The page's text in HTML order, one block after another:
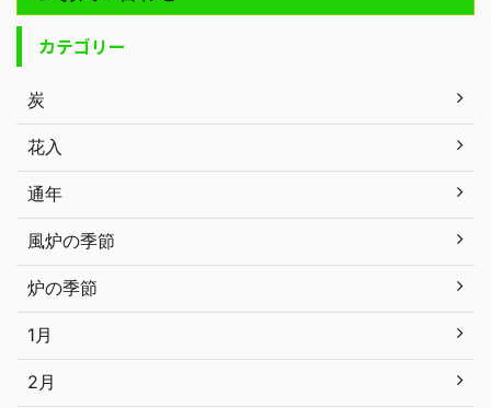
カテゴリー
炭
花入
通年
風炉の季節
炉の季節
1月
2月